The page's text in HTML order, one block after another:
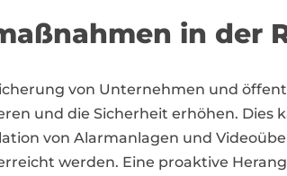
in der
von Unternehmen und
und die Sicherheit erhöhen. Dies
von Alarmanlagen und
werden. Eine proaktive